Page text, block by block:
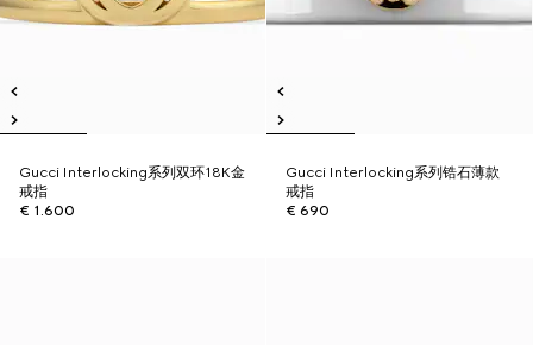
Gucci Interlocking系列双环18K金
戒指
€ 1.600
Gucci Interlocking系列锆石薄款
戒指
€ 690